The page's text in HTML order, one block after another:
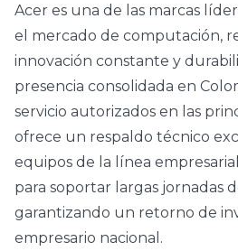
Acer es una de las marcas
el mercado de computación,
innovación constante y
presencia consolidada en
servicio autorizados en las
ofrece un respaldo técnico
equipos de la línea
para soportar largas jornadas
garantizando un retorno de
empresario nacional.